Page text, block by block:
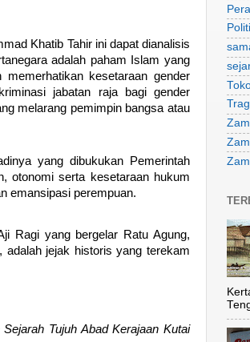
Khatib Tahir ini dapat dianalisis
adalah paham Islam yang
kesetaraan gender
jabatan raja bagi gender
melarang pemimpin bangsa atau
yang dibukukan Pemerintah
otonomi serta kesetaraan hukum
emansipasi perempuan.
Ragi yang bergelar Ratu Agung,
adalah jejak historis yang terekam
Tujuh Abad Kerajaan Kutai